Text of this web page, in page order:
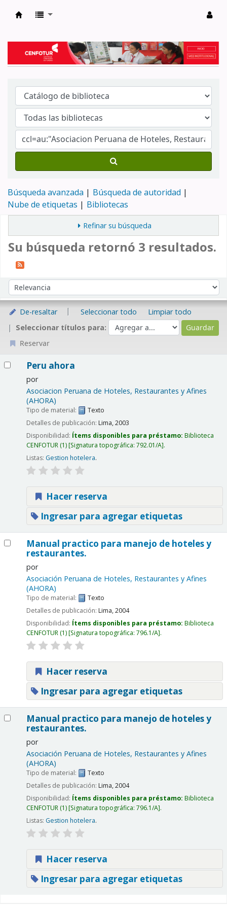
Búsqueda avanzada
Búsqueda de autoridad
Nube de etiquetas
Bibliotecas
Refinar su búsqueda
Su búsqueda retornó 3 resultados.
Ordenar por:
De-resaltar Seleccionar todo
Limpiar todo
Seleccionar títulos para:
Reservar
Peru ahora
por
Asociacion Peruana de Hoteles, Restaurantes y Afines
(AHORA)
Tipo de material:
Texto
Detalles de publicación: Lima,2003
Disponibilidad: Ítems disponibles para préstamo: Biblioteca
CENFOTUR(1) Signatura topográfica: 792.01/A .
Listas: Gestion hotelera.
Hacer reserva
Ingresar para agregar etiquetas
Manual practico para manejo de hoteles y
restaurantes.
por
Asociación Peruana de Hoteles, Restaurantes y Afines
(AHORA)
Tipo de material:
Texto
Detalles de publicación: Lima,2004
Disponibilidad: Ítems disponibles para préstamo: Biblioteca
CENFOTUR(1) Signatura topográfica: 796.1/A .
Hacer reserva
Ingresar para agregar etiquetas
Manual practico para manejo de hoteles y
restaurantes.
por
Asociación Peruana de Hoteles, Restaurantes y Afines
(AHORA)
Tipo de material:
Texto
Detalles de publicación: Lima,2004
Disponibilidad: Ítems disponibles para préstamo: Biblioteca
CENFOTUR(1) Signatura topográfica: 796.1/A .
Listas: Gestion hotelera.
Hacer reserva
Ingresar para agregar etiquetas